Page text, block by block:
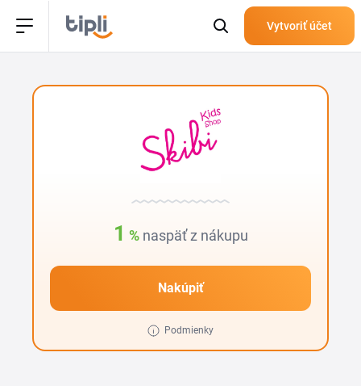
Vytvoriť účet
1 % naspäť z nákupu
Nakúpiť
Podmienky